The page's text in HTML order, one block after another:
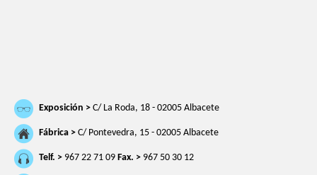
Exposición > C/ La Roda, 18 - 02005 Albacete
Fábrica > C/ Pontevedra, 15 - 02005 Albacete
Telf. > 967 22 71 09 Fax. > 967 50 30 12